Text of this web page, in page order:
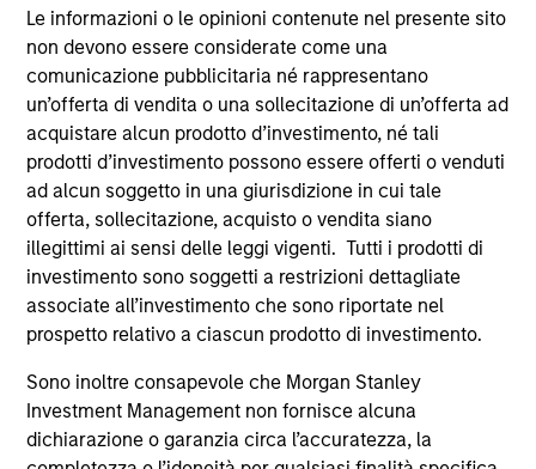
Le informazioni o le opinioni contenute nel presente sito
non devono essere considerate come una
comunicazione pubblicitaria né rappresentano
un’offerta di vendita o una sollecitazione di un’offerta ad
acquistare alcun prodotto d’investimento, né tali
prodotti d’investimento possono essere offerti o venduti
ad alcun soggetto in una giurisdizione in cui tale
offerta, sollecitazione, acquisto o vendita siano
illegittimi ai sensi delle leggi vigenti. Tutti i prodotti di
investimento sono soggetti a restrizioni dettagliate
associate all’investimento che sono riportate nel
prospetto relativo a ciascun prodotto di investimento.
Sono inoltre consapevole che Morgan Stanley
Investment Management non fornisce alcuna
dichiarazione o garanzia circa l’accuratezza, la
in lingua tedesca del Prospetto Informativo, del
documento contenente informazioni chiave per gli
investitori (KID o KIID), dello statuto e delle relazioni
annuali e semestrali e ulteriori informazioni possono
essere ottenute dal rappresentante in Svizzera. Il
rappresentante in Svizzera è Carnegie Fund Services S.A.,
11, rue du Général-Dufour, 1204 Ginevra. L’agente pagatore
in Svizzera è Banque Cantonale de Genève, 17, quai de l’Ile,
1204 Ginevra.
Se la società di gestione del Comparto in questione decide
di cessare l’accordo di commercializzazione del Comparto
in un Paese del SEE in cui esso è registrato per la vendita,
lo farà nel rispetto delle norme OICVM.
rinvia alla pagina delGlossario.
Tutti i dati di performance sono calcolati in base al valore
del patrimonio netto (NAV), al netto delle spese, e non